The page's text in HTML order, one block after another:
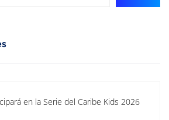
en la Serie del Caribe Kids 2026